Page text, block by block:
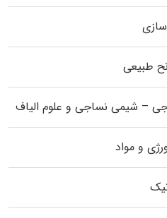
طبیعی
– شیمی نساجی و علوم الیاف
و مواد